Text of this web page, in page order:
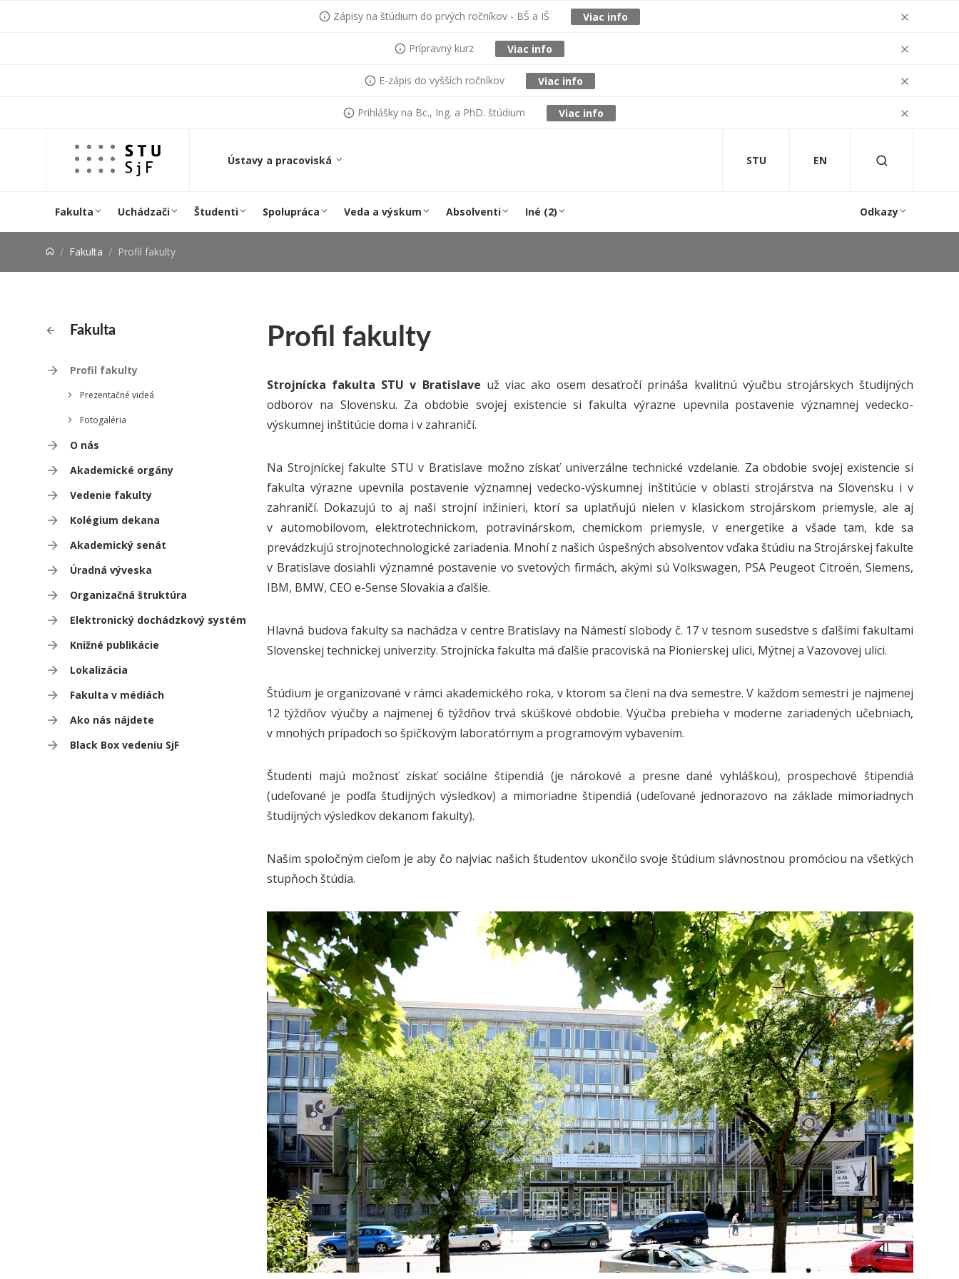
Zápisy na štúdium do prvých ročníkov - BŠ a IŠ Viac info
Prípravný kurz Viac info
E-zápis do vyšších ročníkov Viac info
Prihlášky na Bc., Ing. a PhD. štúdium Viac info
Ústavy a pracoviská STU EN
Fakulta Uchádzači Študenti Spolupráca Veda a výskum Absolventi Iné (2) Odkazy
Fakulta Profil fakulty
Fakulta
Profil fakulty
Prezentačné videá
Fotogaléria
O nás
Akademické orgány
Vedenie fakulty
Kolégium dekana
Akademický senát
Úradná výveska
Organizačná štruktúra
Elektronický dochádzkový systém
Knižné publikácie
Lokalizácia
Fakulta v médiách
Ako nás nájdete
Black Box vedeniu SjF
Profil fakulty
Strojnícka fakulta STU v Bratislave už viac ako osem desaťročí prináša kvalitnú výučbu strojárskych študijných
odborov na Slovensku. Za obdobie svojej existencie si fakulta výrazne upevnila postavenie významnej vedecko-
výskumnej inštitúcie doma i v zahraničí.
Na Strojníckej fakulte STU v Bratislave možno získať univerzálne technické vzdelanie. Za obdobie svojej existencie si
fakulta výrazne upevnila postavenie významnej vedecko-výskumnej inštitúcie v oblasti strojárstva na Slovensku i v
zahraničí. Dokazujú to aj naši strojní inžinieri, ktorí sa uplatňujú nielen v klasickom strojárskom priemysle, ale aj
v automobilovom, elektrotechnickom, potravinárskom, chemickom priemysle, v energetike a všade tam, kde sa
prevádzkujú strojnotechnologické zariadenia. Mnohí z našich úspešných absolventov vďaka štúdiu na Strojárskej fakulte
v Bratislave dosiahli významné postavenie vo svetových firmách, akými sú Volkswagen, PSA Peugeot Citroën, Siemens,
IBM, BMW, CEO e-Sense Slovakia a ďalšie.
Hlavná budova fakulty sa nachádza v centre Bratislavy na Námestí slobody č. 17 v tesnom susedstve s ďalšími fakultami
Slovenskej technickej univerzity. Strojnícka fakulta má ďalšie pracoviská na Pionierskej ulici, Mýtnej a Vazovovej ulici.
Štúdium je organizované v rámci akademického roka, v ktorom sa člení na dva semestre. V každom semestri je najmenej
12 týždňov výučby a najmenej 6 týždňov trvá skúškové obdobie. Výučba prebieha v moderne zariadených učebniach,
v mnohých prípadoch so špičkovým laboratórnym a programovým vybavením.
Študenti majú možnosť získať sociálne štipendiá (je nárokové a presne dané vyhláškou), prospechové štipendiá
(udeľované je podľa študijných výsledkov) a mimoriadne štipendiá (udeľované jednorazovo na základe mimoriadnych
študijných výsledkov dekanom fakulty).
Našim spoločným cieľom je aby čo najviac našich študentov ukončilo svoje štúdium slávnostnou promóciou na všetkých
stupňoch štúdia.